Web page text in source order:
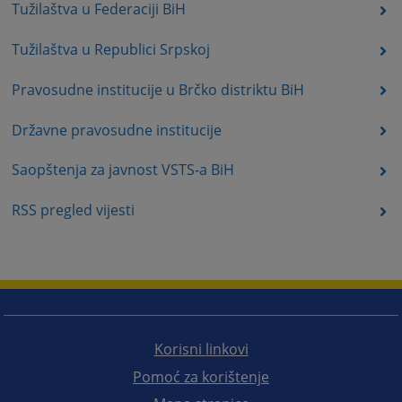
Tužilaštva u Federaciji BiH
Tužilaštva u Republici Srpskoj
Pravosudne institucije u Brčko distriktu BiH
Državne pravosudne institucije
Saopštenja za javnost VSTS-a BiH
RSS pregled vijesti
Korisni linkovi
Pomoć za korištenje